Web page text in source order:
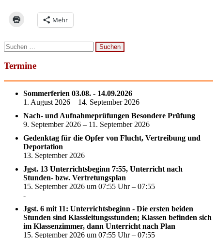
Mehr
Suchen
nach:
Termine
Sommerferien 03.08. - 14.09.2026
1. August 2026 – 14. September 2026
Nach- und Aufnahmeprüfungen Besondere Prüfung
9. September 2026 – 11. September 2026
Gedenktag für die Opfer von Flucht, Vertreibung und
Deportation
13. September 2026
Jgst. 13 Unterrichtsbeginn 7:55, Unterricht nach
Stunden- bzw. Vertretungsplan
15. September 2026 um 07:55 Uhr – 07:55
-
Jgst. 6 mit 11: Unterrichtsbeginn - Die ersten beiden
Stunden sind Klassleitungsstunden; Klassen befinden sich
im Klassenzimmer, dann Unterricht nach Plan
15. September 2026 um 07:55 Uhr – 07:55